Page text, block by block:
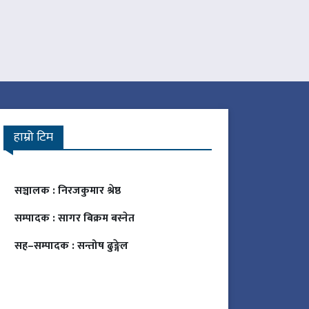
हाम्रो टिम
सञ्चालक :निरजकुमार श्रेष्ठ
सम्पादक :सागर बिक्रम बस्नेत
सह–सम्पादक :सन्तोष ढुङ्गेल